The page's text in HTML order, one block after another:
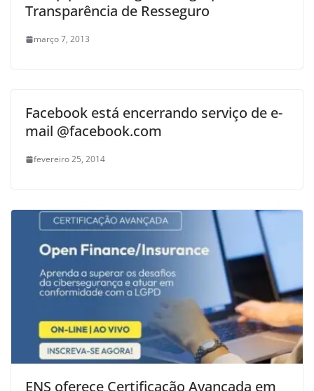
Transparência de Resseguro
março 7, 2013
Facebook está encerrando serviço de e-
mail @facebook.com
fevereiro 25, 2014
ENS oferece Certificação Avançada em